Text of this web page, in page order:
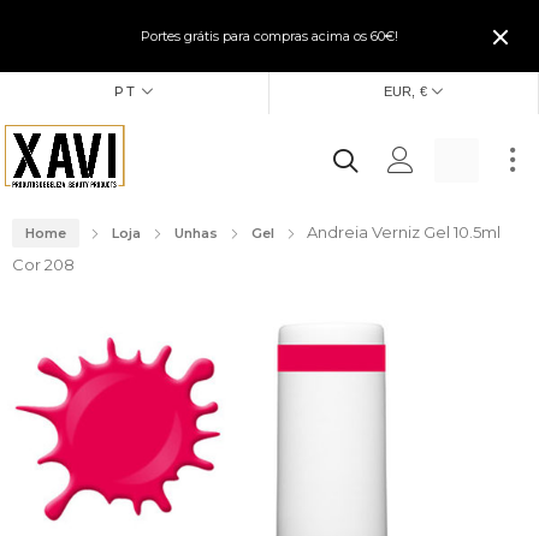
Portes grátis para compras acima os 60€!
PT EUR, €
Home Loja Unhas Gel
Andreia Verniz Gel 10.5ml
Cor 208